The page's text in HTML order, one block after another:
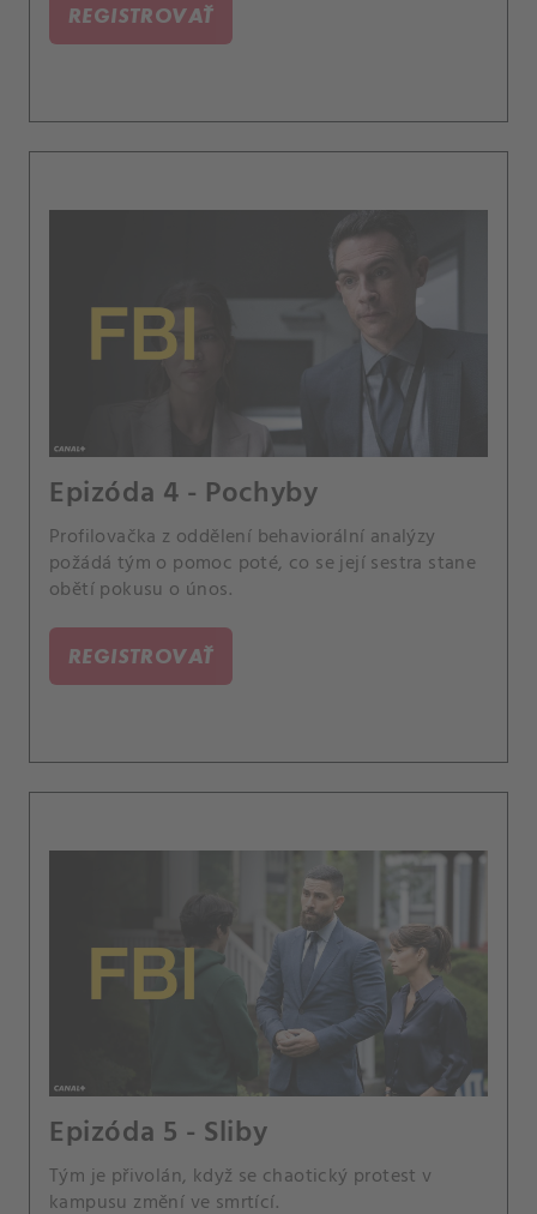
REGISTROVAŤ
Epizóda 4 - Pochyby
Profilovačka z oddělení behaviorální analýzy
požádá tým o pomoc poté, co se její sestra stane
obětí pokusu o únos.
REGISTROVAŤ
Epizóda 5 - Sliby
Tým je přivolán, když se chaotický protest v
kampusu změní ve smrtící.